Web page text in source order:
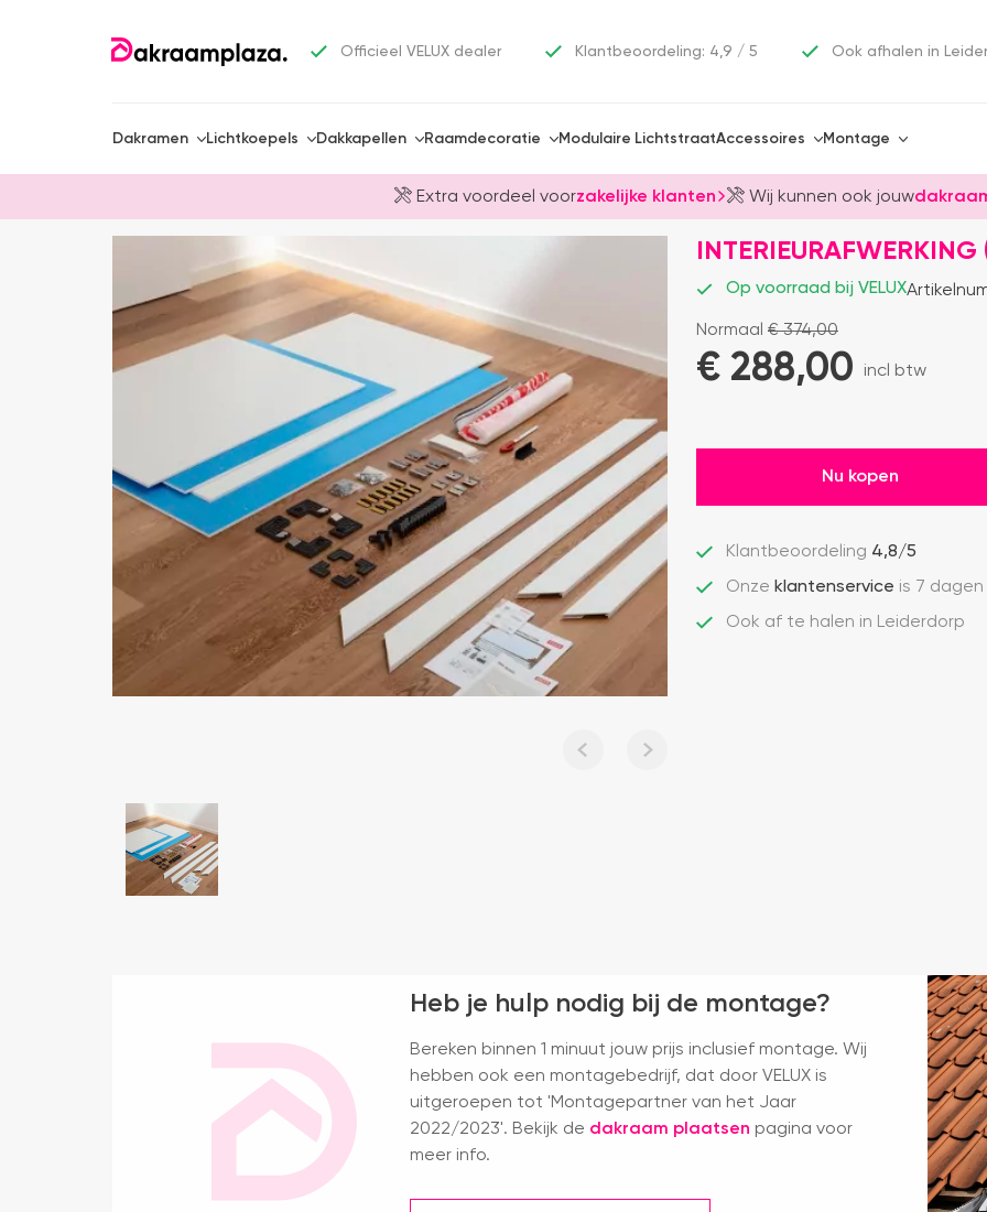
Officieel VELUX dealer Klantbeoordeling: 4,9 / 5 Ook afhalen in
Dakramen Lichtkoepels Dakkapellen Raamdecoratie Modulaire LichtstraatAccessoires Montage
Extra voordeel voorzakelijke klanten Wij kunnen ook jouw
INTERIEURAFWERKING
Op voorraad bij VELUX
Normaal €374,00
€ 288,00 incl btw
Nu kopen
Klantbeoordeling 4,8/5
Onze klantenservice is 7
Ook af te halen in Leiderdorp
Heb je hulp nodig bij de montage?
Bereken binnen 1 minuut jouw prijs inclusief montage. Wij
hebben ook een montagebedrijf, dat door VELUX is
uitgeroepen tot 'Montagepartner van het Jaar
2022/2023'. Bekijk de dakraam plaatsen pagina voor
meer info.